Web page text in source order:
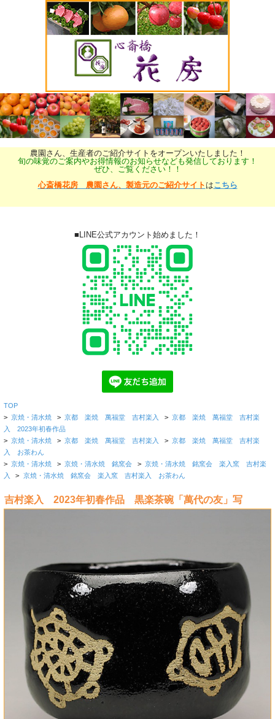
農園さん、生産者のご紹介サイトをオープンいたしました！
旬の味覚のご案内やお得情報のお知らせなども発信しております！
ぜひ、ご覧ください！！
心斎橋花房 農園さん、製造元のご紹介サイト はこちら
■LINE公式アカウント始めました！
TOP
> 京焼・清水焼 > 京都 楽焼 萬福堂 吉村楽入 > 京都 楽焼 萬福堂 吉村楽
入 2023年初春作品
> 京焼・清水焼 > 京都 楽焼 萬福堂 吉村楽入 > 京都 楽焼 萬福堂 吉村楽
入 お茶わん
> 京焼・清水焼 > 京焼・清水焼 銘窯会 > 京焼・清水焼 銘窯会 楽入窯 吉村楽
入
> 京焼・清水焼 銘窯会 楽入窯 吉村楽入 お茶わん
吉村楽入 2023年初春作品 黒楽茶碗「萬代の友」写